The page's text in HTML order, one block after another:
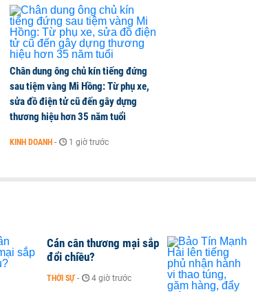
Chân dung ông chủ kín tiếng đứng
sau tiệm vàng Mi Hồng: Từ phụ xe,
sửa đồ điện tử cũ đến gây dựng
thương hiệu hơn 35 năm tuổi
KINH DOANH - 1 giờ trước
Cán cân thương mại sắp
đổi chiều?
THỜI SỰ - 4 giờ trước